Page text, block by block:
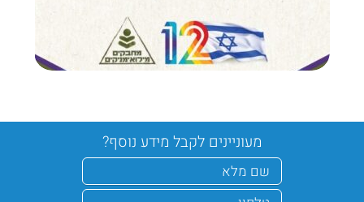
מעוניינים לקבל מידע נוסף?